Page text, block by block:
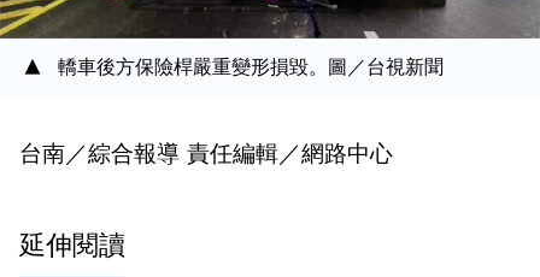
轎車後方保險桿嚴重變形損毀。圖／台視新聞
台南／綜合報導 責任編輯／網路中心
延伸閱讀